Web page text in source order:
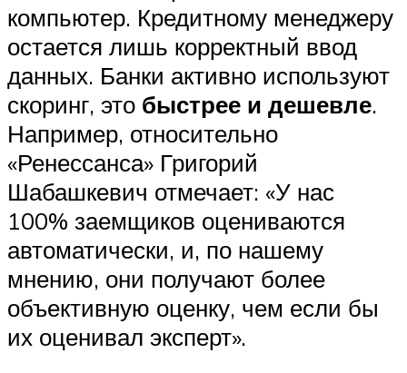
компьютер. Кредитному менеджеру
остается лишь корректный ввод
данных. Банки активно используют
скоринг, это быстрее и дешевле.
Например, относительно
«Ренессанса» Григорий
Шабашкевич отмечает: «У нас
100% заемщиков оцениваются
автоматически, и, по нашему
мнению, они получают более
объективную оценку, чем если бы
их оценивал эксперт».